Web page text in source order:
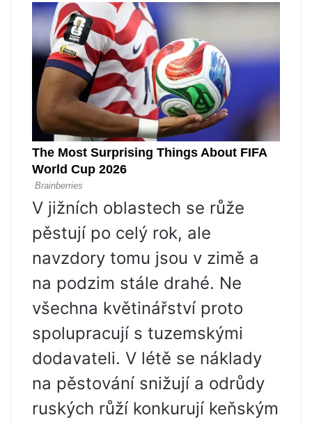
V jižních oblastech se růže
pěstují po celý rok, ale
navzdory tomu jsou v zimě a
na podzim stále drahé. Ne
všechna květinářství proto
spolupracují s tuzemskými
dodavateli. V létě se náklady
na pěstování snižují a odrůdy
ruských růží konkurují keňským